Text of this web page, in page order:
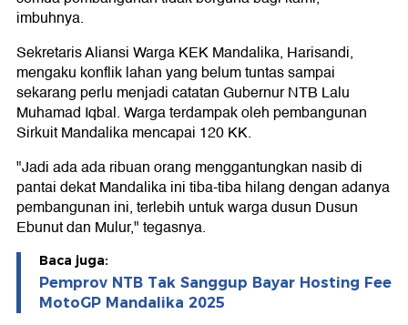
imbuhnya.
Sekretaris Aliansi Warga KEK Mandalika, Harisandi,
mengaku konflik lahan yang belum tuntas sampai
sekarang perlu menjadi catatan Gubernur NTB Lalu
Muhamad Iqbal. Warga terdampak oleh pembangunan
Sirkuit Mandalika mencapai 120 KK.
"Jadi ada ada ribuan orang menggantungkan nasib di
pantai dekat Mandalika ini tiba-tiba hilang dengan adanya
pembangunan ini, terlebih untuk warga dusun Dusun
Ebunut dan Mulur," tegasnya.
Baca juga:
Pemprov NTB Tak Sanggup Bayar Hosting Fee
MotoGP Mandalika 2025